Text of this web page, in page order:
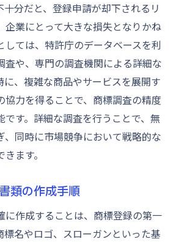
十分だと、登録申請が却下されるリ
企業にとって大きな損失となりかね
しては、特許庁のデータベースを利
査や、専門の調査機関による詳細な
に、複雑な商品やサービスを展開す
協力を得ることで、商標調査の精度
です。詳細な調査を行うことで、無
、同時に市場競争において戦略的な
ます。
類の作成手順
に作成することは、商標登録の第一
標名やロゴ、スローガンといった基